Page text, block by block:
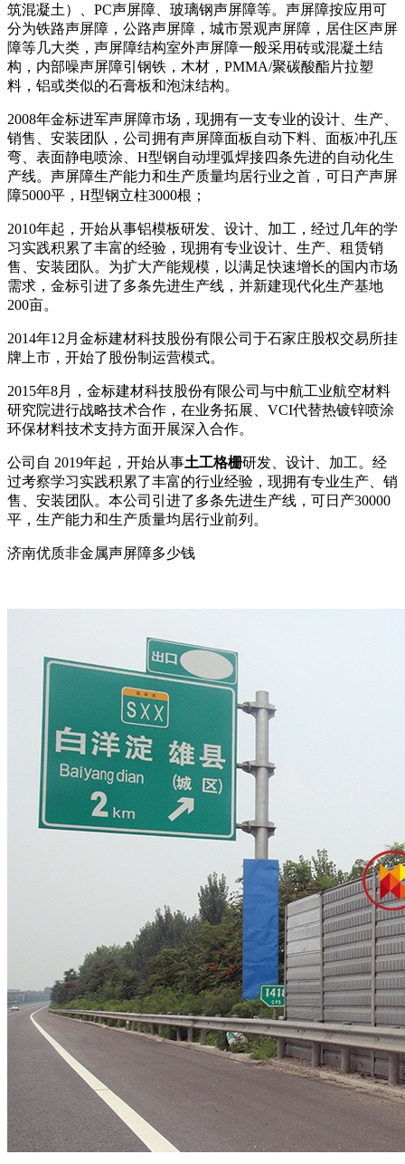
筑混凝土）、PC声屏障、玻璃钢声屏障等。声屏障按应用可
分为铁路声屏障，公路声屏障，城市景观声屏障，居住区声屏
障等几大类，声屏障结构室外声屏障一般采用砖或混凝土结
构，内部噪声屏障引钢铁，木材，PMMA/聚碳酸酯片拉塑
料，铝或类似的石膏板和泡沫结构。
2008年金标进军声屏障市场，现拥有一支专业的设计、生产、
销售、安装团队，公司拥有声屏障面板自动下料、面板冲孔压
弯、表面静电喷涂、H型钢自动埋弧焊接四条先进的自动化生
产线。声屏障生产能力和生产质量均居行业之首，可日产声屏
障5000平，H型钢立柱3000根；
2010年起，开始从事铝模板研发、设计、加工，经过几年的学
习实践积累了丰富的经验，现拥有专业设计、生产、租赁销
售、安装团队。为扩大产能规模，以满足快速增长的国内市场
需求，金标引进了多条先进生产线，并新建现代化生产基地
200亩。
2014年12月金标建材科技股份有限公司于石家庄股权交易所挂
牌上市，开始了股份制运营模式。
2015年8月，金标建材科技股份有限公司与中航工业航空材料
研究院进行战略技术合作，在业务拓展、VCI代替热镀锌喷涂
环保材料技术支持方面开展深入合作。
公司自 2019年起，开始从事土工格栅研发、设计、加工。经
过考察学习实践积累了丰富的行业经验，现拥有专业生产、销
售、安装团队。本公司引进了多条先进生产线，可日产30000
平，生产能力和生产质量均居行业前列。
济南优质非金属声屏障多少钱